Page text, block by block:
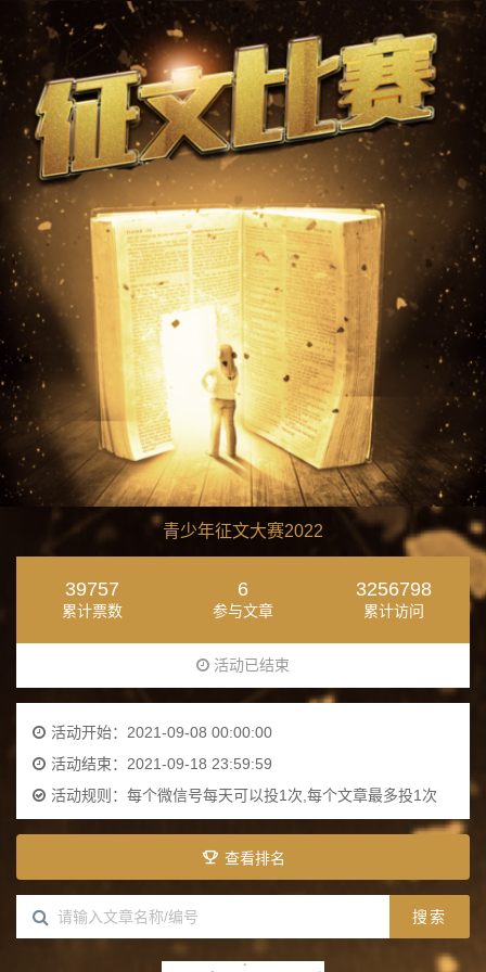
青少年征文大赛2022
39757
累计票数
6
参与文章
3256798
累计访问
活动已结束
活动开始：2021-09-08 00:00:00
活动结束：2021-09-18 23:59:59
活动规则： 每个微信号每天可以投1次,每个文章最多投1次
查看排名
搜索